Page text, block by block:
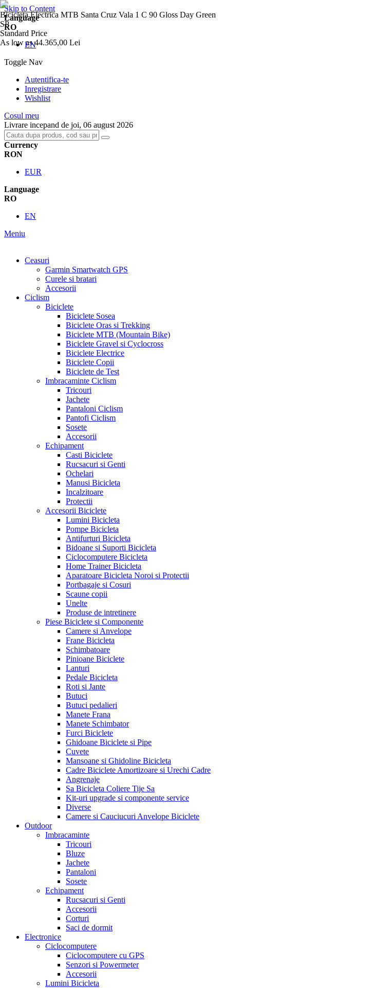
Skip to Content
Language
RO
EN
Toggle Nav
Autentifica-te
Inregistrare
Wishlist
Cosul meu
Livrare incepand de joi, 06 august 2026
Currency
RON
EUR
Language
RO
EN
Meniu
Ceasuri
Garmin Smartwatch GPS
Curele si bratari
Accesorii
Ciclism
Biciclete
Biciclete Sosea
Biciclete Oras si Trekking
Biciclete MTB (Mountain Bike)
Biciclete Gravel si Cyclocross
Biciclete Electrice
Biciclete Copii
Biciclete de Test
Imbracaminte Ciclism
Tricouri
Jachete
Pantaloni Ciclism
Pantofi Ciclism
Sosete
Accesorii
Echipament
Casti Biciclete
Rucsacuri si Genti
Ochelari
Manusi Bicicleta
Incalzitoare
Protectii
Accesorii Biciclete
Lumini Bicicleta
Pompe Bicicleta
Antifurturi Bicicleta
Bidoane si Suporti Bicicleta
Ciclocomputere Bicicleta
Home Trainer Bicicleta
Aparatoare Bicicleta Noroi si Protectii
Portbagaje si Cosuri
Scaune copii
Unelte
Produse de intretinere
Piese Biciclete si Componente
Camere si Anvelope
Frane Bicicleta
Schimbatoare
Pinioane Biciclete
Lanturi
Pedale Bicicleta
Roti si Jante
Butuci
Butuci pedalieri
Manete Frana
Manete Schimbator
Furci Biciclete
Ghidoane Biciclete si Pipe
Cuvete
Mansoane si Ghidoline Bicicleta
Cadre Biciclete Amortizoare si Urechi Cadre
Angrenaje
Sa Bicicleta Coliere Tije Sa
Kit-uri upgrade si componente service
Diverse
Camere si Cauciucuri Anvelope Biciclete
Outdoor
Imbracaminte
Tricouri
Bluze
Jachete
Pantaloni
Sosete
Echipament
Rucsacuri si Genti
Accesorii
Corturi
Saci de dormit
Electronice
Ciclocomputere
Ciclocomputere cu GPS
Senzori si Powermeter
Accesorii
Lumini Bicicleta
Bicicleta Electrica MTB Santa Cruz Vala 1 C 90 Gloss Day Green
SP
Standard Price
As low as 44.365,00 Lei